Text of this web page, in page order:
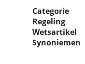
Categorie
Regeling
Wetsartikel
Synoniemen